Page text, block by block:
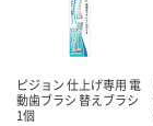
ピジョン 仕上げ専用 電
動歯ブラシ 替えブラシ
1個